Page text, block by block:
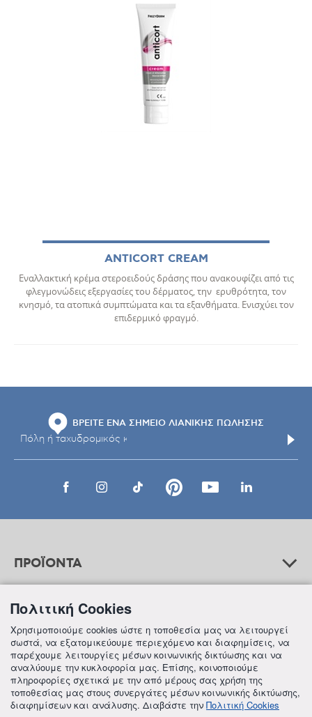
ANTICORT CREAM
Εναλλακτική κρέμα στεροειδούς δράσης που ανακουφίζει από τις
φλεγμονώδεις εξεργασίες του δέρματος, την ερυθρότητα, τον
κνησμό, τα ατοπικά συμπτώματα και τα εξανθήματα. Ενισχύει τον
επιδερμικό φραγμό.
ΒΡΕΙΤΕ ΕΝΑ ΣΗΜΕΙΟ ΛΙΑΝΙΚΗΣ ΠΩΛΗΣΗΣ
ΠΡΟΪΟΝΤΑ
ΒΟΗΘΕΙΑ
ΠΛΗΡΟΦΟΡΙΕΣ
Πολιτική Cookies
Χρησιμοποιούμε cookies ώστε η τοποθεσία μας να λειτουργεί
σωστά, να εξατομικεύουμε περιεχόμενο και διαφημίσεις, να
παρέχουμε λειτουργίες μέσων κοινωνικής δικτύωσης και να
αναλύουμε την κυκλοφορία μας. Επίσης, κοινοποιούμε
πληροφορίες σχετικά με την από μέρους σας χρήση της
τοποθεσίας μας στους συνεργάτες μέσων κοινωνικής δικτύωσης,
διαφημίσεων και ανάλυσης. Διαβάστε την Πολιτική Cookies